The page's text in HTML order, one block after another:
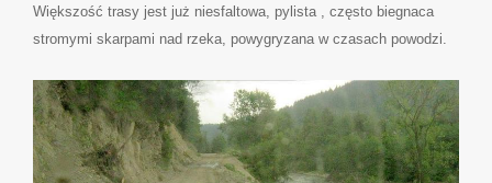
Większość trasy jest już niesfaltowa, pylista , często biegnaca
stromymi skarpami nad rzeka, powygryzana w czasach powodzi.